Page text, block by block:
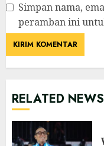
Simpan nama,
peramban ini
RELATED NEWS